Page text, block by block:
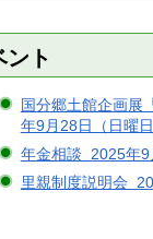
ト
国分郷土館企画展
年9月28日（日曜日
年金相談 2025年9
里親制度説明会